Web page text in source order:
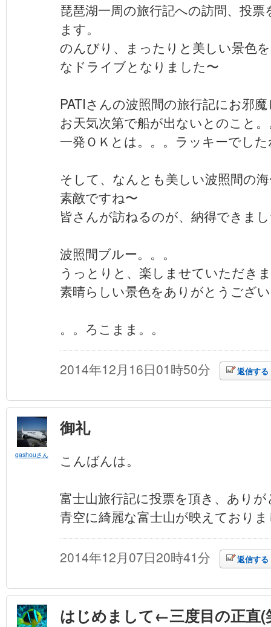
琵琶湖一周の旅行記への訪問、投
ます。
のんびり、まったりと美しい景色
なドライブとなりました〜
PATIさんの波照間の旅行記にお邪
お天気次第で船が出ないとのこと
一発ＯＫとは。。。ラッキーでし
そして、なんとも美しい波照間の
素敵ですね〜
皆さんが訪ねるのが、納得できま
波照間ブルー。。。
うっとりと、楽しませていただき
素晴らしい景色をありがとうござ
。。ろこまま。。
2014年12月16日01時50分 返信する
gashouさん
御礼
こんばんは。
富士山旅行記に投票を頂き、あり
青空に綺麗な富士山が映えており
2014年12月07日20時41分 返信する
はじめまして←三度目の正直(